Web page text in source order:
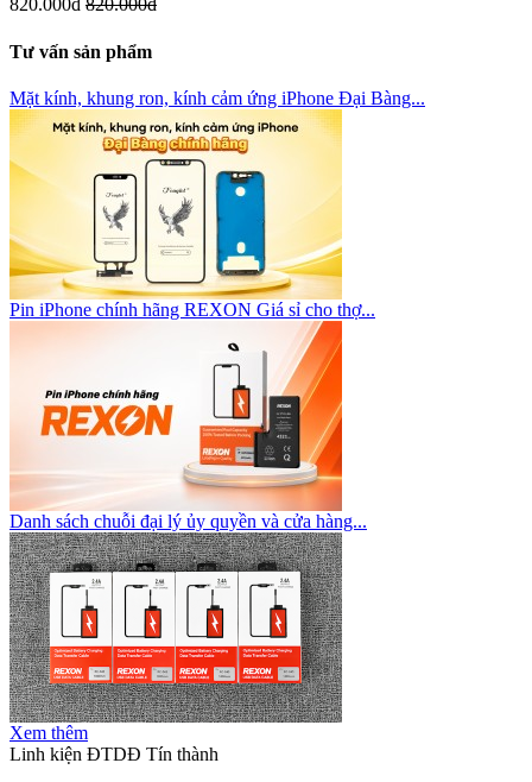
820.000đ 820.000đ
Tư vấn sản phẩm
Mặt kính, khung ron, kính cảm ứng iPhone Đại Bàng...
Pin iPhone chính hãng REXON Giá sỉ cho thợ...
Danh sách chuỗi đại lý ủy quyền và cửa hàng...
Xem thêm
Linh kiện ĐTDĐ Tín thành